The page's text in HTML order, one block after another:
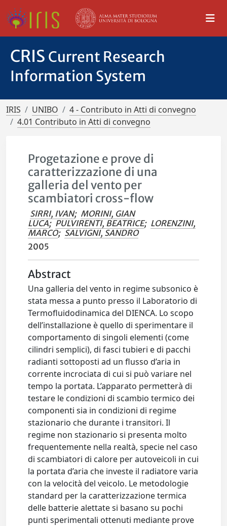
CRIS Current Research
Information System
IRIS UNIBO
4 - Contributo in Atti di convegno
4.01 Contributo in Atti di convegno
Progetazione e prove di
caratterizzazione di una
galleria del vento per
scambiatori cross-flow
SIRRI, IVAN; MORINI, GIAN
LUCA; PULVIRENTI, BEATRICE; LORENZINI,
MARCO; SALVIGNI, SANDRO
2005
Abstract
Una galleria del vento in regime subsonico è
stata messa a punto presso il Laboratorio di
Termofluidodinamica del DIENCA. Lo scopo
dell’installazione è quello di sperimentare il
comportamento di singoli elementi (come
cilindri semplici), di fasci tubieri e di pacchi
radianti sottoposti ad un flusso d’aria in
corrente incrociata di cui si può variare nel
tempo la portata. L’apparato permetterà di
testare le condizioni di scambio termico dei
componenti sia in condizioni di regime
stazionario che durante i transitori. Il
regime non stazionario si presenta molto
frequentemente nella realtà, specie nel caso
di scambiatori di calore per autoveicoli in cui
la portata d’aria che investe il radiatore varia
con la velocità del veicolo. Le metodologie
standard per la caratterizzazione termica
delle batterie alettate si basano su pochi
punti sperimentali ottenuti mediante prove